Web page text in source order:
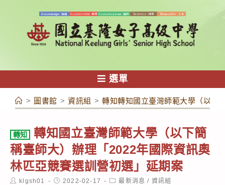
容
選單
> 圖書館 > 資訊組 > 轉知轉知國立臺灣師範大學（以下
轉知
轉知國立臺灣師範大學（以下簡
稱臺師大）辦理「2022年國際資訊奧
林匹亞競賽選訓營初選」延期案
Postklgsh01
Post2022-02-17
Post最新消息 / 資訊組